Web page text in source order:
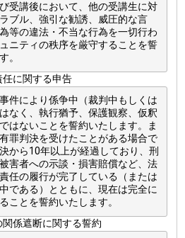
受講後において、他の受講生に対
ブル、強引な勧誘、威圧的な言
等の違法・不当な行為を一切行わ
ニティの秩序を厳守することを誓
。
に関する申告
件により係争中（裁判中もしくは
なく、執行猶予、保護観察、仮釈
はないことを誓約いたします。ま
罪判決を受けたことがある場合で
から10年以上が経過しており、刑
害者への示談・損害賠償など、法
任の履行が完了している（または
である）とともに、現在は完全に
ことを誓約いたします。
係遮断に関する誓約